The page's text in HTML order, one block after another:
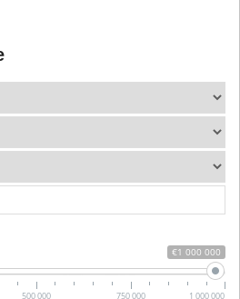
€1 000 000
500 000 750 000 1 000 000